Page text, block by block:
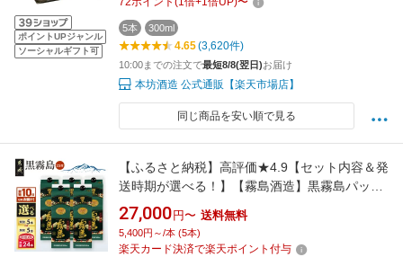
ポイントUPジャンル
ソーシャルギフト可
5本 300ml
4.65(3,620件)
10:00までの注文で最短8/8(翌日)お届け
本坊酒造 公式通販【楽天市場店】
同じ商品を安い順で見る
【ふるさと納税】高評価★4.9【セット内容＆発
送時期が選べる！】【霧島酒造】黒霧島パック
(25度)1.8L×5本 - 芋焼酎 霧島酒造 黒霧島セッ
ト / ウィルキンソン炭酸水セット お湯割り/水割
り/ロック/ストレート 送料無料 SKU-0701 【宮
27,000 円〜 送料無料
5,400円～/本 (5本)
楽天カード決済で楽天ポイント付与